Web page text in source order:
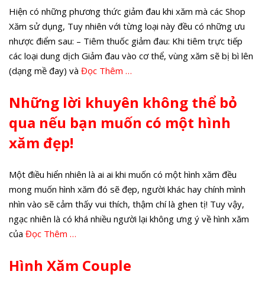
Hiện có những phương thức giảm đau khi xăm mà các Shop
Xăm sử dụng, Tuy nhiên với từng loại này đều có những ưu
nhược điểm sau: – Tiêm thuốc giảm đau: Khi tiêm trực tiếp
các loại dung dịch Giảm đau vào cơ thể, vùng xăm sẽ bị bì lên
(dạng mề đay) và Đọc Thêm …
Những lời khuyên không thể bỏ
qua nếu bạn muốn có một hình
xăm đẹp!
Một điều hiển nhiên là ai ai khi muốn có một hình xăm đều
mong muốn hình xăm đó sẽ đẹp, người khác hay chính mình
nhìn vào sẽ cảm thấy vui thích, thậm chí là ghen tị! Tuy vậy,
ngạc nhiên là có khá nhiều người lại không ưng ý về hình xăm
của Đọc Thêm …
Hình Xăm Couple